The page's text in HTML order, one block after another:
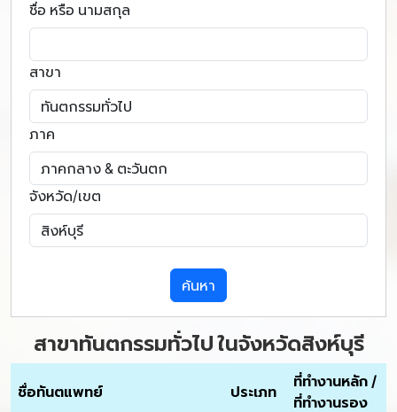
ชื่อ หรือ นามสกุล
สาขา
ภาค
จังหวัด/เขต
ค้นหา
สาขาทันตกรรมทั่วไป ในจังหวัดสิงห์บุรี
ชื่อทันตแพทย์ ประเภท
ที่ทำงานหลัก /
ที่ทำงานรอง